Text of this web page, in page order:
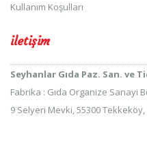
Kullanım Koşulları
iletişim
Seyhanlar Gıda Paz. San. ve
Fabrika : Gıda Organize Sanayi
9 Selyeri Mevki, 55300